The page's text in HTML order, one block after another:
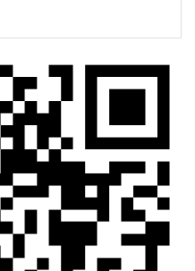
đạo năm 2026(14/04/2026,
Đại đoàn kết toàn dân tộc”
(14/04/2026, 14:15)
tuyến nâng cao nhận thức
nổ
(14/04/2026, 13:53)
tìm hiểu “50 năm Chiến
Đắk Lắk kỷ niệm 30 năm
dựng Nghị định quy định chi